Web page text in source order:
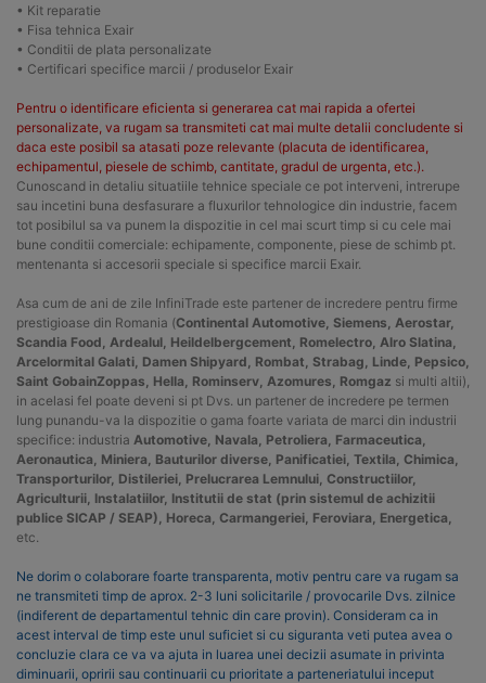
• Kit reparatie
• Fisa tehnica Exair
• Conditii de plata personalizate
• Certificari specifice marcii / produselor Exair
Pentru o identificare eficienta si generarea cat mai rapida a ofertei
personalizate, va rugam sa transmiteti cat mai multe detalii concludente si
daca este posibil sa atasati poze relevante (placuta de identificarea,
echipamentul, piesele de schimb, cantitate, gradul de urgenta, etc.).
Cunoscand in detaliu situatiile tehnice speciale ce pot interveni, intrerupe
sau incetini buna desfasurare a fluxurilor tehnologice din industrie, facem
tot posibilul sa va punem la dispozitie in cel mai scurt timp si cu cele mai
bune conditii comerciale: echipamente, componente, piese de schimb pt.
mentenanta si accesorii speciale si specifice marcii Exair.
Asa cum de ani de zile InfiniTrade este partener de incredere pentru firme
prestigioase din Romania (Continental Automotive, Siemens, Aerostar,
Scandia Food, Ardealul, Heildelbergcement, Romelectro, Alro Slatina,
Arcelormital Galati, Damen Shipyard, Rombat, Strabag, Linde, Pepsico,
Saint GobainZoppas, Hella, Rominserv, Azomures, Romgaz si multi altii),
in acelasi fel poate deveni si pt Dvs. un partener de incredere pe termen
lung punandu-va la dispozitie o gama foarte variata de marci din industrii
specifice: industria Automotive, Navala, Petroliera, Farmaceutica,
Aeronautica, Miniera, Bauturilor diverse, Panificatiei, Textila, Chimica,
Transporturilor, Distileriei, Prelucrarea Lemnului, Constructiilor,
Agriculturii, Instalatiilor, Institutii de stat (prin sistemul de achizitii
publice SICAP / SEAP), Horeca, Carmangeriei, Feroviara, Energetica,
etc.
Ne dorim o colaborare foarte transparenta, motiv pentru care va rugam sa
ne transmiteti timp de aprox. 2-3 luni solicitarile / provocarile Dvs. zilnice
(indiferent de departamentul tehnic din care provin). Consideram ca in
acest interval de timp este unul suficiet si cu siguranta veti putea avea o
concluzie clara ce va va ajuta in luarea unei decizii asumate in privinta
diminuarii, opririi sau continuarii cu prioritate a parteneriatului inceput